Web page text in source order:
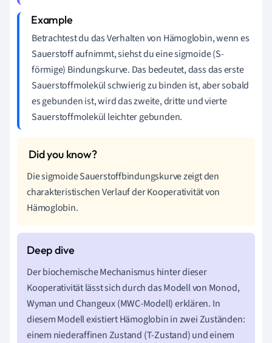
Betrachtest du das Verhalten von Hämoglobin, wenn es
Sauerstoff aufnimmt, siehst du eine sigmoide (S-
förmige) Bindungskurve. Das bedeutet, dass das erste
Sauerstoffmolekül schwierig zu binden ist, aber sobald
es gebunden ist, wird das zweite, dritte und vierte
Sauerstoffmolekül leichter gebunden.
Die sigmoide Sauerstoffbindungskurve zeigt den
charakteristischen Verlauf der Kooperativität von
Hämoglobin.
Der biochemische Mechanismus hinter dieser
Kooperativität lässt sich durch das Modell von Monod,
Wyman und Changeux (MWC-Modell) erklären. In
diesem Modell existiert Hämoglobin in zwei Zuständen:
einem niederaffinen Zustand (T-Zustand) und einem